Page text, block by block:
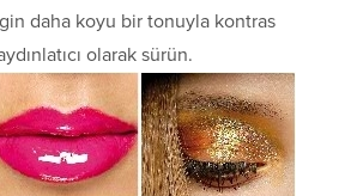
daha koyu bir tonuyla kontras
olarak sürün.